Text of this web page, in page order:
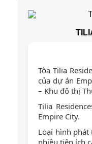
Tòa Tilia
của dự án
– Khu đô thị
Tilia
Empire City.
Loại hình phát
nhiều tiện ích